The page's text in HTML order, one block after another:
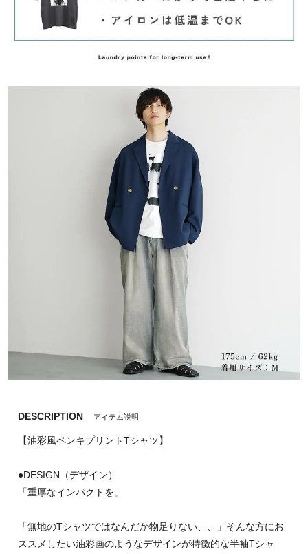
DESCRIPTION アイテム説明
【油彩風ペンキプリントTシャツ】
●DESIGN（デザイン）
「重厚なインパクトを」
「無地のTシャツではなんだか物足りない、、」そんな方にお
ススメしたい油彩画のようなデザインが特徴的な半袖Tシャ